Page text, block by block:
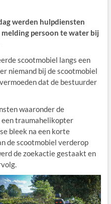
werden hulpdiensten
persoon te water bij
scootmobiel langs een
niemand bij de scootmobiel
dat de bestuurder
waaronder de
een traumahelikopter
bleek na een korte
de scootmobiel verderop
de zoekactie gestaakt en